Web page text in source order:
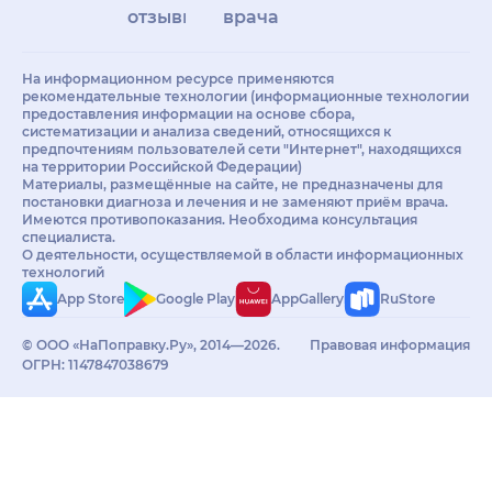
отзывы
врачам
На информационном ресурсе применяются
рекомендательные технологии (информационные технологии
предоставления информации на основе сбора,
систематизации и анализа сведений, относящихся к
предпочтениям пользователей сети "Интернет", находящихся
на территории Российской Федерации)
Материалы, размещённые на сайте, не предназначены для
постановки диагноза и лечения и не заменяют приём врача.
Имеются противопоказания. Необходима консультация
специалиста.
О деятельности, осуществляемой в области информационных
технологий
App Store
Google Play AppGallery RuStore
© ООО «НаПоправку.Ру», 2014—2026.
ОГРН: 1147847038679
Правовая информация